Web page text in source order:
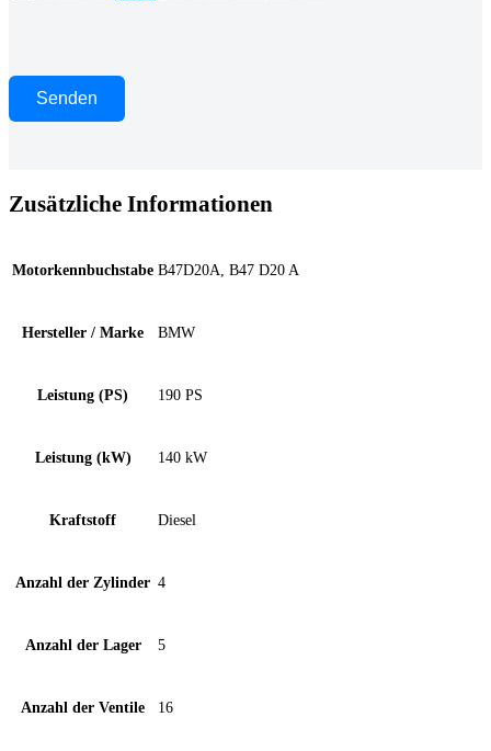
Zusätzliche Informationen
Motorkennbuchstabe B47D20A, B47 D20 A
Hersteller / Marke BMW
Leistung (PS) 190 PS
Leistung (kW) 140 kW
Kraftstoff Diesel
Anzahl der Zylinder 4
Anzahl der Lager 5
Anzahl der Ventile 16